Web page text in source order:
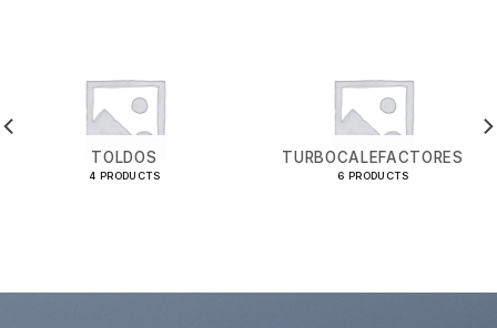
TOLDOS
4 PRODUCTS
TURBOCALEFACTORES
6 PRODUCTS